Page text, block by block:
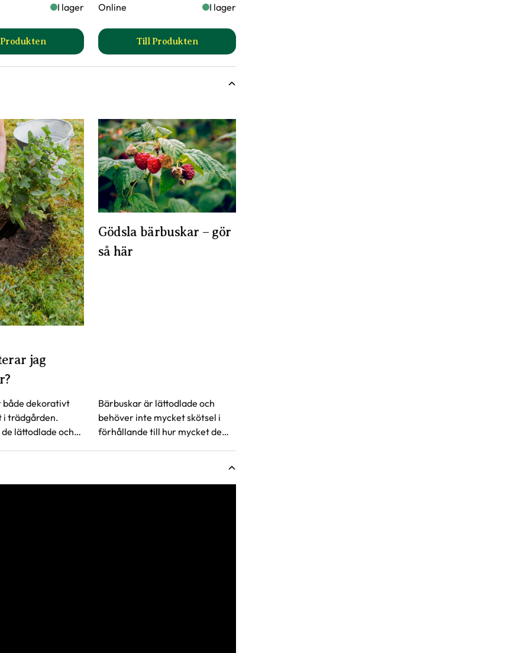
I lager
till Trädgårdsgödsel produktsida
Online
I lager
Till Produkten
till Planteringsjord 40 L, 30 st produktsida
jag
både dekorativt
i trädgården.
lättodlade och
Gödsla bärbuskar – gör
så här
Bärbuskar är lättodlade och
behöver inte mycket skötsel i
förhållande till hur mycket de